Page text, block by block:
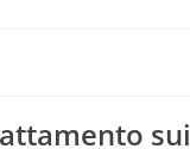
sui